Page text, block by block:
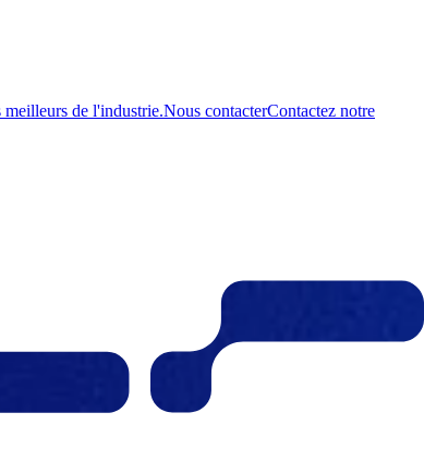
de l'industrie.Nous contacterContactez notre